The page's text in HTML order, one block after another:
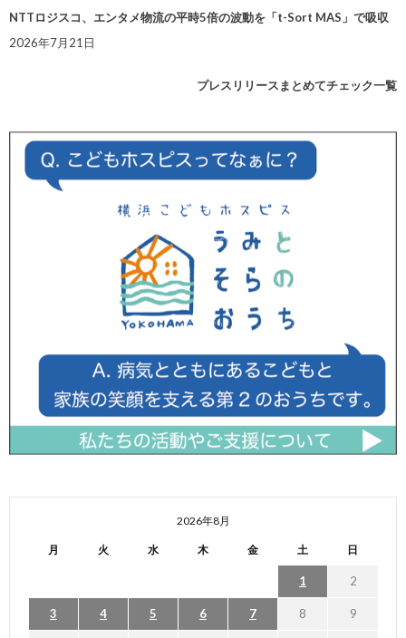
NTTロジスコ、エンタメ物流の平時5倍の波動を「t-Sort MAS」で吸収
2026年7月21日
プレスリリースまとめてチェック一覧
2026年8月
月 火 水 木 金 土 日
1 2
3 4 5 6 7 8 9